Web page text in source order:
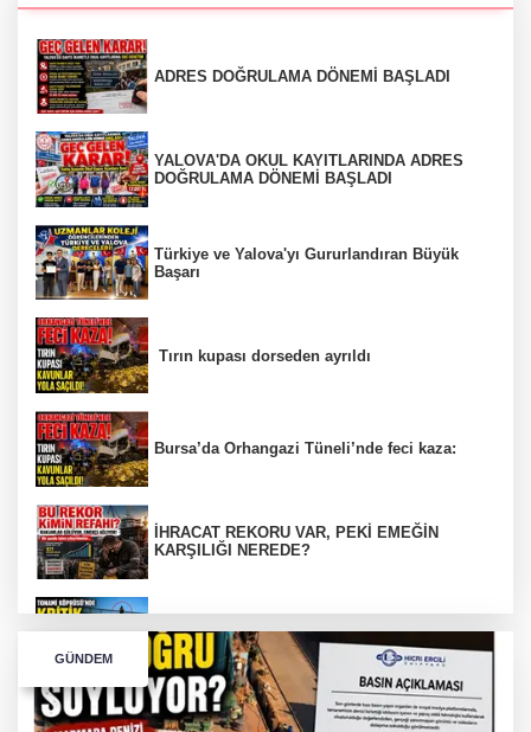
ADRES DOĞRULAMA DÖNEMİ BAŞLADI
YALOVA'DA OKUL KAYITLARINDA ADRES
DOĞRULAMA DÖNEMİ BAŞLADI
Türkiye ve Yalova'yı Gururlandıran Büyük
Başarı
Tırın kupası dorseden ayrıldı
Bursa’da Orhangazi Tüneli’nde feci kaza:
İHRACAT REKORU VAR, PEKİ EMEĞİN
KARŞILIĞI NEREDE?
TONAMİ KÖPRÜSÜ'NDE PANİK!
GÜNEY MARMARA OTOYOLU İMAR
GÜNDEM